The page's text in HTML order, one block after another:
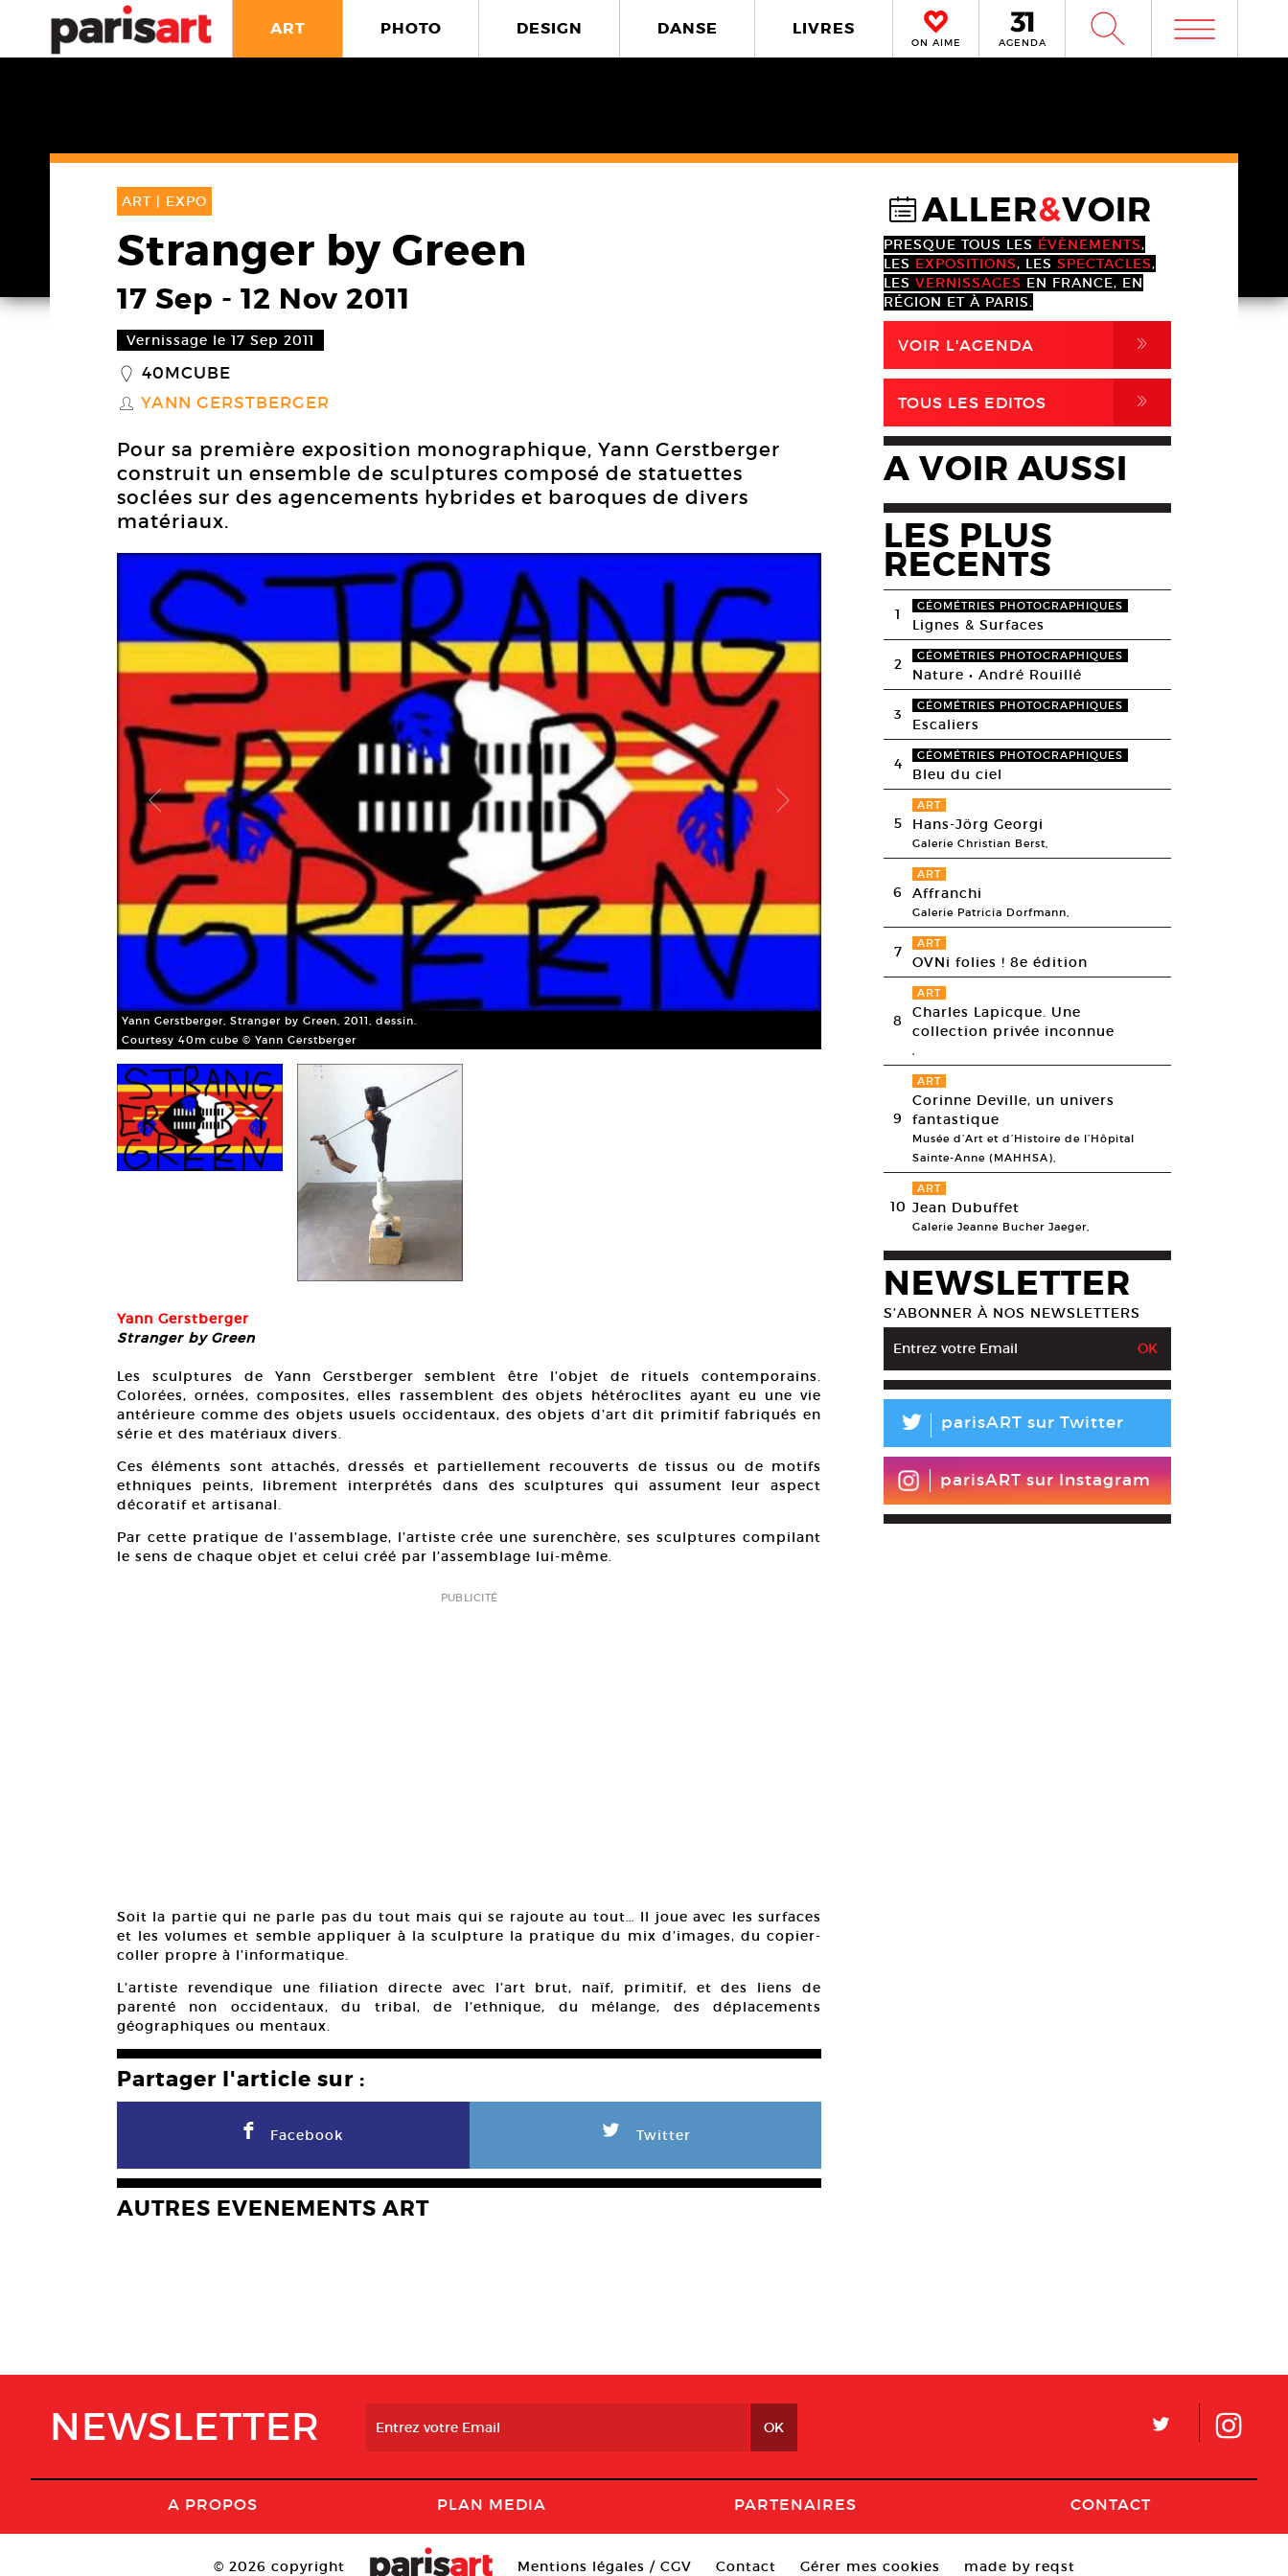
ART PHOTO DESIGN DANSE LIVRES
ON AIME AGENDA W m
ART | EXPO
Stranger by Green
17 Sep - 12 Nov 2011
Vernissage le 17 Sep 2011
_ 40MCUBE
S YANN GERSTBERGER
Pour sa première exposition monographique, Yann Gerstberger
construit un ensemble de sculptures composé de statuettes
soclées sur des agencements hybrides et baroques de divers
matériaux.
Yann Gerstberger, Stranger by Green, 2011, dessin.
Courtesy 40m cube © Yann Gerstberger
Yann Gerstberger, I’ve Seen That Face Before, 2011, Bois, peinture
Courtesy 40m cube © Yann Gerstberger
Yann Gerstberger
Stranger by Green
Les sculptures de Yann Gerstberger semblent être l’objet de rituels contemporains.
Colorées, ornées, composites, elles rassemblent des objets hétéroclites ayant eu une vie
antérieure comme des objets usuels occidentaux, des objets d’art dit primitif fabriqués en
série et des matériaux divers.
Ces éléments sont attachés, dressés et partiellement recouverts de tissus ou de motifs
ethniques peints, librement interprétés dans des sculptures qui assument leur aspect
décoratif et artisanal.
Par cette pratique de l’assemblage, l’artiste crée une surenchère, ses sculptures compilant
le sens de chaque objet et celui créé par l’assemblage lui-même.
PUBLICITÉ
Soit la partie qui ne parle pas du tout mais qui se rajoute au tout… Il joue avec les surfaces
et les volumes et semble appliquer à la sculpture la pratique du mix d’images, du copier-
coller propre à l’informatique.
L’artiste revendique une filiation directe avec l’art brut, naïf, primitif, et des liens de
parenté non occidentaux, du tribal, de l’ethnique, du mélange, des déplacements
géographiques ou mentaux.
Partager l'article sur :
F Facebook L Twitter
AUTRES EVENEMENTS ART
@ALLER&VOIR
PRESQUE TOUS LES ÉVÈNEMENTS,
LES EXPOSITIONS, LES SPECTACLES,
LES VERNISSAGES EN FRANCE, EN
RÉGION ET À PARIS.
VOIR L'AGENDA ,
TOUS LES EDITOS ,
A VOIR AUSSI
LES PLUS
RECENTS
1 GÉOMÉTRIES PHOTOGRAPHIQUES
Lignes & Surfaces
2 GÉOMÉTRIES PHOTOGRAPHIQUES
Nature • André Rouillé
3 GÉOMÉTRIES PHOTOGRAPHIQUES
Escaliers
4 GÉOMÉTRIES PHOTOGRAPHIQUES
Bleu du ciel
5
ART
Hans-Jörg Georgi
Galerie Christian Berst,
6
ART
Affranchi
Galerie Patricia Dorfmann,
7 ART
OVNi folies ! 8e édition
8
ART
Charles Lapicque. Une
collection privée inconnue
,
9
ART
Corinne Deville, un univers
fantastique
Musée d’Art et d’Histoire de l’Hôpital
Sainte-Anne (MAHHSA),
10
ART
Jean Dubuffet
Galerie Jeanne Bucher Jaeger,
NEWSLETTER
S’ABONNER À NOS NEWSLETTERS
L parisART sur Twitter
parisART sur Instagram
NEWSLETTER L
A PROPOS PLAN MEDIA PARTENAIRES CONTACT
© 2026 copyright Mentions légales / CGV Contact Gérer mes cookies made by reqst